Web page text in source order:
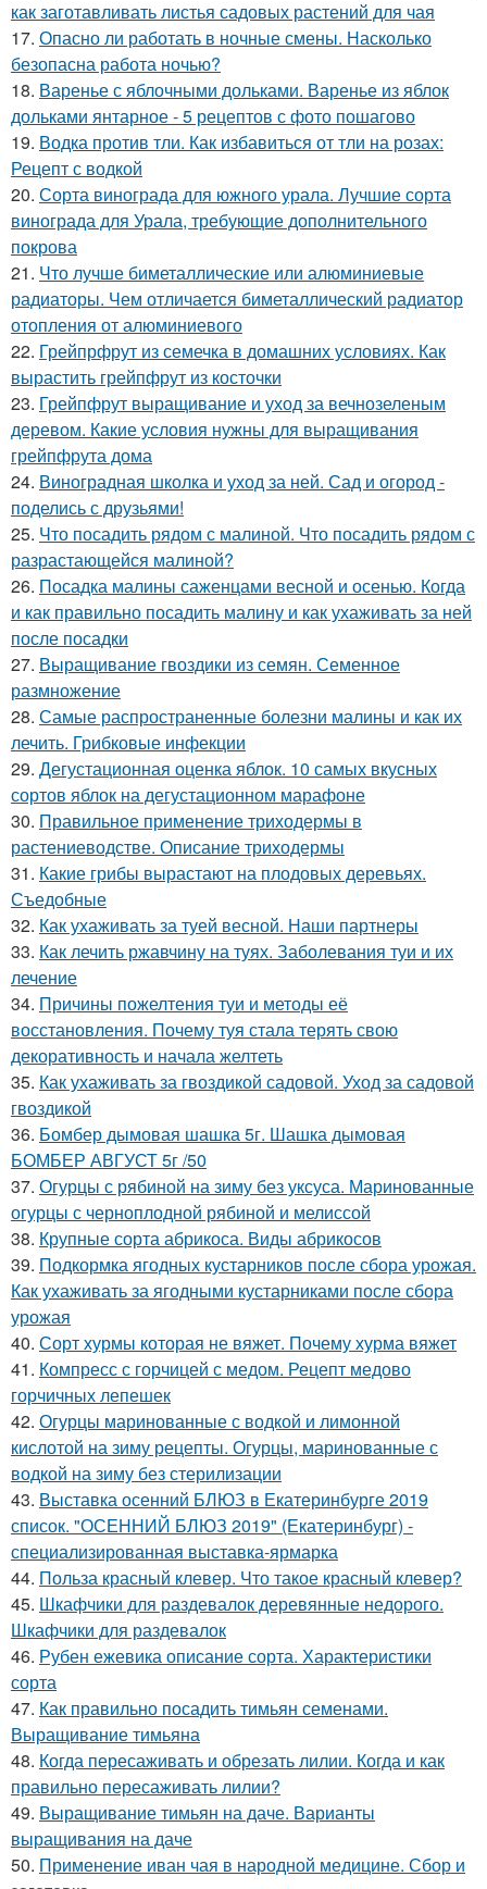
как заготавливать листья садовых растений для чая
17. Опасно ли работать в ночные смены. Насколько
безопасна работа ночью?
18. Варенье с яблочными дольками. Варенье из яблок
дольками янтарное - 5 рецептов с фото пошагово
19. Водка против тли. Как избавиться от тли на розах:
Рецепт с водкой
20. Сорта винограда для южного урала. Лучшие сорта
винограда для Урала, требующие дополнительного
покрова
21. Что лучше биметаллические или алюминиевые
радиаторы. Чем отличается биметаллический радиатор
отопления от алюминиевого
22. Грейпрфрут из семечка в домашних условиях. Как
вырастить грейпфрут из косточки
23. Грейпфрут выращивание и уход за вечнозеленым
деревом. Какие условия нужны для выращивания
грейпфрута дома
24. Виноградная школка и уход за ней. Сад и огород -
поделись с друзьями!
25. Что посадить рядом с малиной. Что посадить рядом с
разрастающейся малиной?
26. Посадка малины саженцами весной и осенью. Когда
и как правильно посадить малину и как ухаживать за ней
после посадки
27. Выращивание гвоздики из семян. Семенное
размножение
28. Самые распространенные болезни малины и как их
лечить. Грибковые инфекции
29. Дегустационная оценка яблок. 10 самых вкусных
сортов яблок на дегустационном марафоне
30. Правильное применение триходермы в
растениеводстве. Описание триходермы
31. Какие грибы вырастают на плодовых деревьях.
Съедобные
32. Как ухаживать за туей весной. Наши партнеры
33. Как лечить ржавчину на туях. Заболевания туи и их
лечение
34. Причины пожелтения туи и методы её
восстановления. Почему туя стала терять свою
декоративность и начала желтеть
35. Как ухаживать за гвоздикой садовой. Уход за садовой
гвоздикой
36. Бомбер дымовая шашка 5г. Шашка дымовая
БОМБЕР АВГУСТ 5г /50
37. Огурцы с рябиной на зиму без уксуса. Маринованные
огурцы с черноплодной рябиной и мелиссой
38. Крупные сорта абрикоса. Виды абрикосов
39. Подкормка ягодных кустарников после сбора урожая.
Как ухаживать за ягодными кустарниками после сбора
урожая
40. Сорт хурмы которая не вяжет. Почему хурма вяжет
41. Компресс с горчицей с медом. Рецепт медово
горчичных лепешек
42. Огурцы маринованные с водкой и лимонной
кислотой на зиму рецепты. Огурцы, маринованные с
водкой на зиму без стерилизации
43. Выставка осенний БЛЮЗ в Екатеринбурге 2019
список. "ОСЕННИЙ БЛЮЗ 2019" (Екатеринбург) -
специализированная выставка-ярмарка
44. Польза красный клевер. Что такое красный клевер?
45. Шкафчики для раздевалок деревянные недорого.
Шкафчики для раздевалок
46. Рубен ежевика описание сорта. Характеристики
сорта
47. Как правильно посадить тимьян семенами.
Выращивание тимьяна
48. Когда пересаживать и обрезать лилии. Когда и как
правильно пересаживать лилии?
49. Выращивание тимьян на даче. Варианты
выращивания на даче
50. Применение иван чая в народной медицине. Сбор и